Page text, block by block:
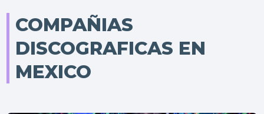
COMPAÑIAS
DISCOGRAFICAS EN
MEXICO